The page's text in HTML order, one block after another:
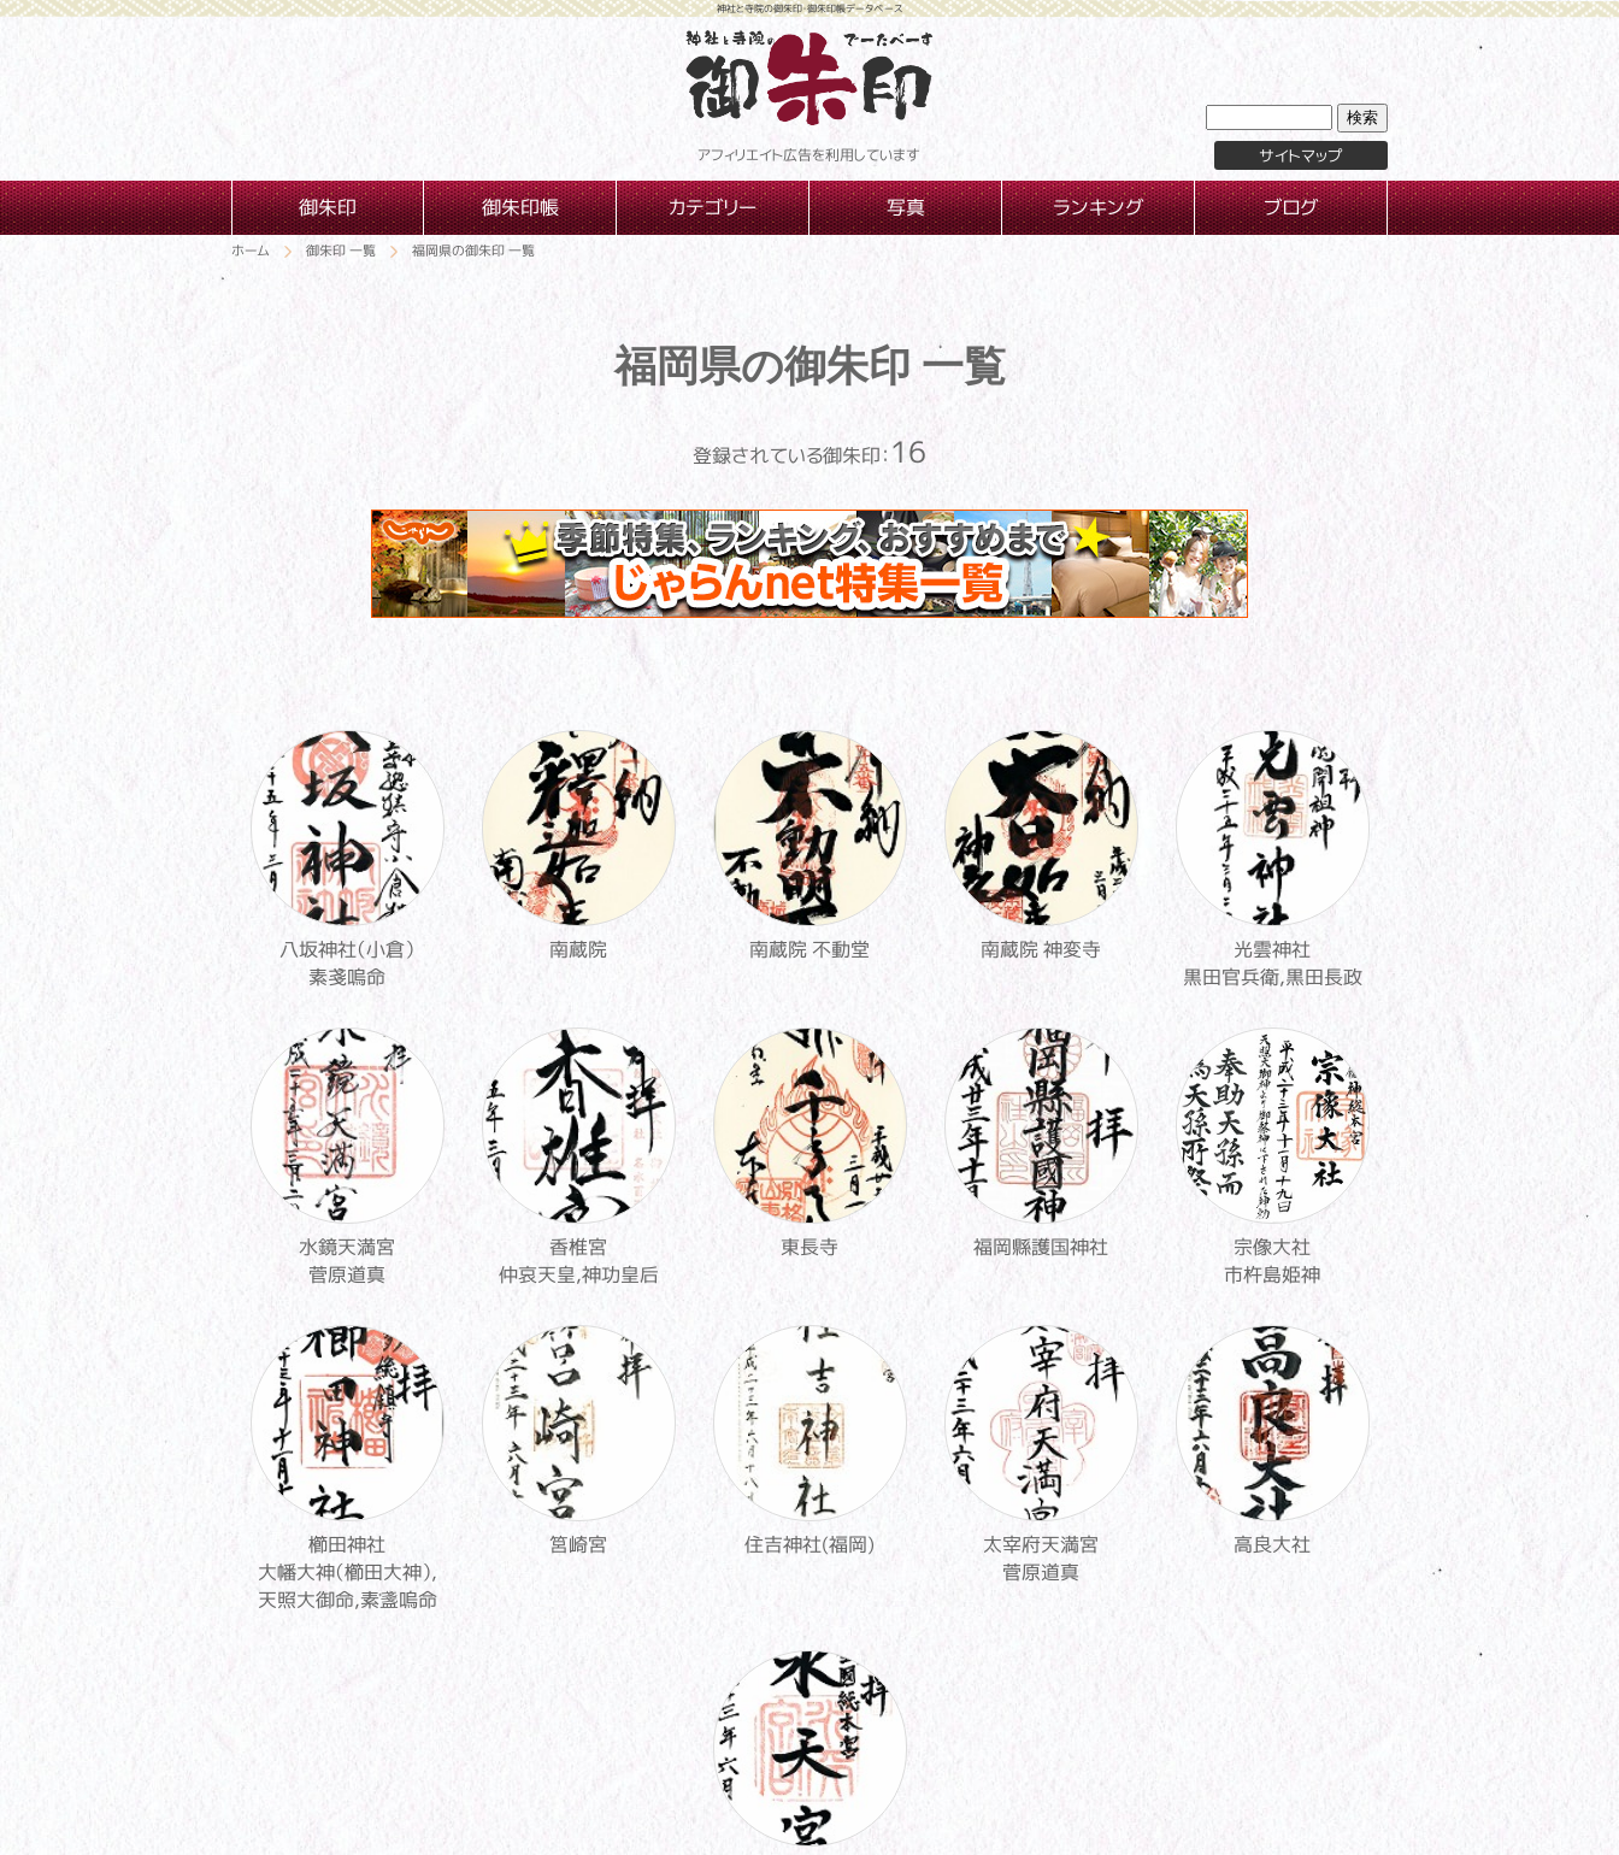
神社と寺院の御朱印・御朱印帳データベース
アフィリエイト広告を利用しています サイトマップ
御朱印 御朱印帳 カテゴリー 写真 ランキング ブログ
ホーム 御朱印 一覧 福岡県の御朱印 一覧
福岡県の御朱印 一覧
登録されている御朱印： 16
八坂神社（小倉）
素戔嗚命
南蔵院 南蔵院 不動堂 南蔵院 神変寺
光雲神社
黒田官兵衛,黒田長政
水鏡天満宮
菅原道真
香椎宮
仲哀天皇,神功皇后
東長寺 福岡縣護国神社
宗像大社
市杵島姫神
櫛田神社
大幡大神（櫛田大神）,
天照大御命,素盞嗚命
筥崎宮 住吉神社(福岡)
太宰府天満宮
菅原道真
高良大社